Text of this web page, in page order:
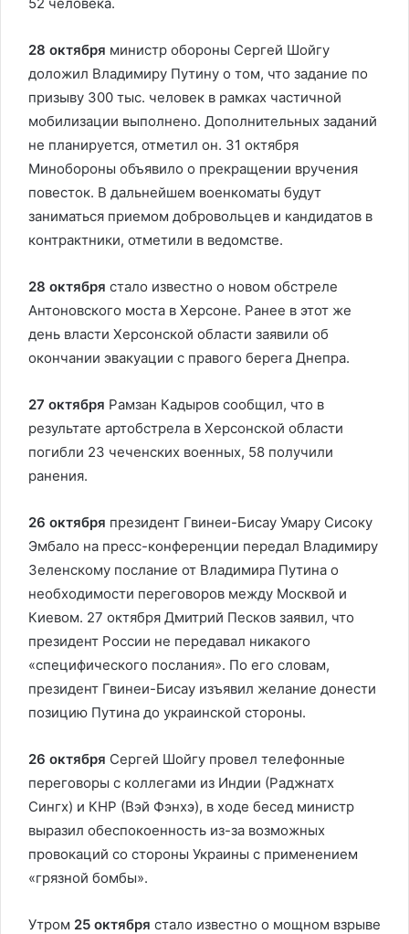
28 октября министр обороны Сергей Шойгу
доложил Владимиру Путину о том, что задание по
призыву 300 тыс. человек в рамках частичной
мобилизации выполнено. Дополнительных заданий
не планируется, отметил он. 31 октября
Минобороны объявило о прекращении вручения
повесток. В дальнейшем военкоматы будут
заниматься приемом добровольцев и кандидатов в
контрактники, отметили в ведомстве.
28 октября стало известно о новом обстреле
Антоновского моста в Херсоне. Ранее в этот же
день власти Херсонской области заявили об
окончании эвакуации с правого берега Днепра.
27 октября Рамзан Кадыров сообщил, что в
результате артобстрела в Херсонской области
погибли 23 чеченских военных, 58 получили
ранения.
26 октября президент Гвинеи-Бисау Умару Сисоку
Эмбало на пресс-конференции передал Владимиру
Зеленскому послание от Владимира Путина о
необходимости переговоров между Москвой и
Киевом. 27 октября Дмитрий Песков заявил, что
президент России не передавал никакого
«специфического послания». По его словам,
президент Гвинеи-Бисау изъявил желание донести
позицию Путина до украинской стороны.
26 октября Сергей Шойгу провел телефонные
переговоры с коллегами из Индии (Раджнатх
Сингх) и КНР (Вэй Фэнхэ), в ходе бесед министр
выразил обеспокоенность из-за возможных
провокаций со стороны Украины с применением
«грязной бомбы».
Утром 25 октября стало известно о мощном взрыве